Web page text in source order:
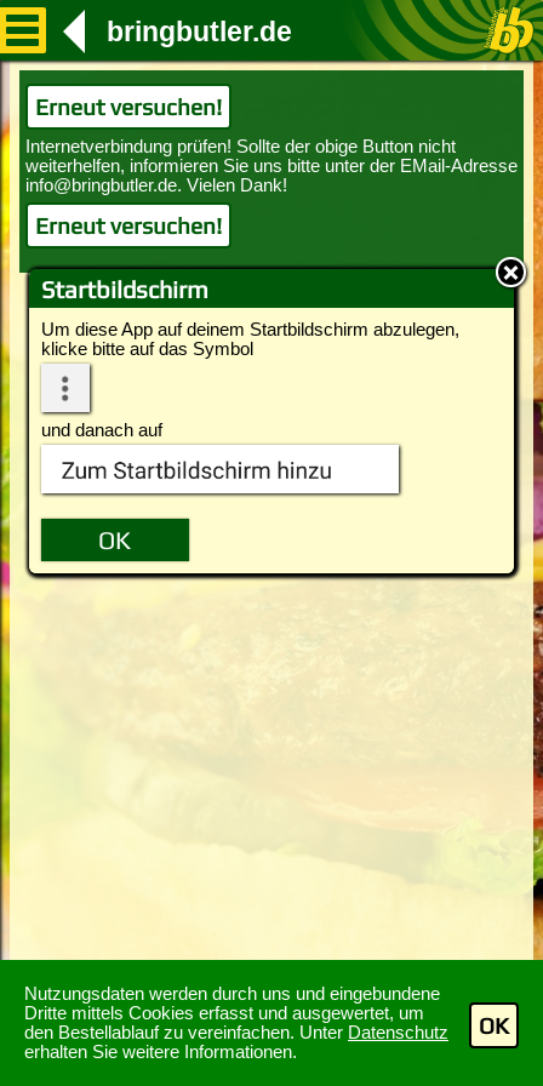
Nutzungsdaten werden durch uns und eingebundene
Dritte mittels Cookies erfasst und ausgewertet, um
den Bestellablauf zu vereinfachen. Unter Datenschutz
erhalten Sie weitere Informationen.
OK
Startbildschirm
Um diese App auf deinem Startbildschirm abzulegen,
klicke bitte auf das Symbol
und danach auf
bringbutler.de
Erneut versuchen!
Erneut versuchen!